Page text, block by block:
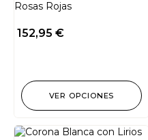
Rosas Rojas
152,95 €
VER OPCIONES